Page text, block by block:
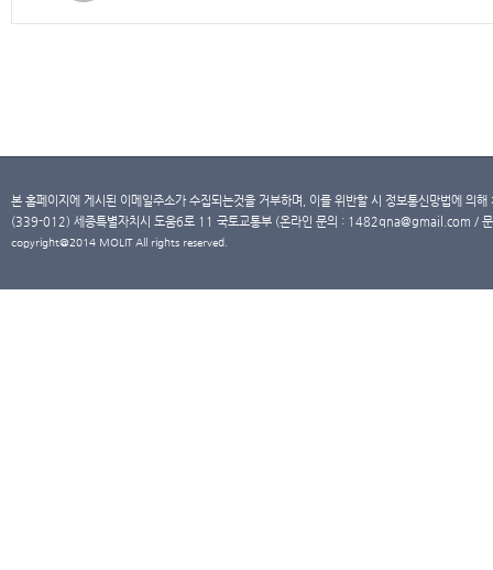
본 홈페이지에 게시된 이메일주소가 수집되는것을 거부하며, 이를 위반할 시 정보통신망법에 의
(339-012) 세종특별자치시 도움6로 11 국토교통부 (온라인 문의 : 1482qna@gmail.com /
copyright@2014 MOLIT All rights reserved.